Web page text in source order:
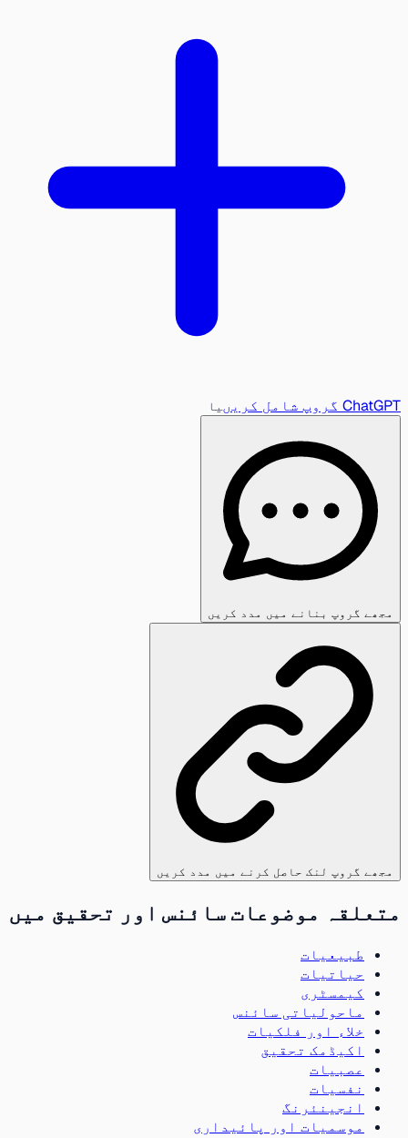
ChatGPT گروپ شامل کریں یا
مجھے گروپ بنانے میں مدد کریں
مجھے گروپ لنک حاصل کرنے میں مدد کریں
متعلقہ موضوعات سائنس اور تحقیق میں
طبیعیات
حیاتیات
کیمسٹری
ماحولیاتی سائنس
خلاء اور فلکیات
اکیڈمک تحقیق
عصبیات
نفسیات
انجینئرنگ
موسمیات اور پائیداری